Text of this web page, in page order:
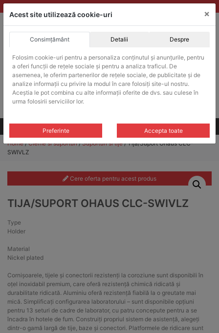
Skip
to
ACHIZITII PUBLICE
Produsele pot fi achizitionate si in sistemul SEAP / SICAP
Products
search
CAUTARE
Toate produsele
Home/Cleme si suporturi/Suporturi si tije/ Tija/Suport Ohaus CLC-
SWIVLZ
Cere oferta pentru acest produs
TIJA/SUPORT OHAUS CLC-SWIVLZ
Type
Holder
Material
Nickel plated
Cornișoarele, tijele și conectorii rezistenți la coroziune sunt disponibili în
oțel inoxidabil premium, care oferă rezistență chimică ridicată și
durabilitate ridicată. Aluminiu oferă rezistență fiabilă la o greutate mai
mică. Simplificați configurarea laboratorului – sunt disponibile opțiuni
pentru 13 seturi de cadre de laborator, cu patru concepute pentru a se
încadra în hotele de fum. Construiți propriul sistem de asistență, alegeți
dintr-o gamă largă de tije, baze și conectori. Platformele de ridicare sunt
Acest site utilizează cookie-uri ×
Consimțământ Detalii Despre
Folosim cookie-uri pentru a personaliza conținutul și anunțurile, pentru
a oferi funcții de rețele sociale și pentru a analiza traficul. De
asemenea, le oferim partenerilor de rețele sociale, de publicitate și de
analize informații cu privire la modul în care folosiți site-ul nostru.
Aceștia le pot combina cu alte informații oferite de dvs. sau culese în
urma folosirii serviciilor lor.
Preferinte Accepta toate